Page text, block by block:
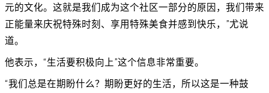
元的文化。这就是我们成为这个社区一部分的原因，我们带来
正能量来庆祝特殊时刻、享用特殊美食并感到快乐，”尤说
道。
他表示，“生活要积极向上”这个信息非常重要。
“我们总是在期盼什么？期盼更好的生活，所以这是一种鼓